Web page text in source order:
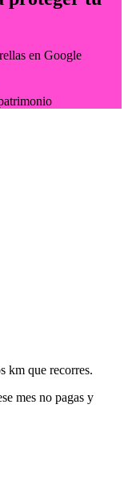
en Google
km que recorres.
mes no pagas y